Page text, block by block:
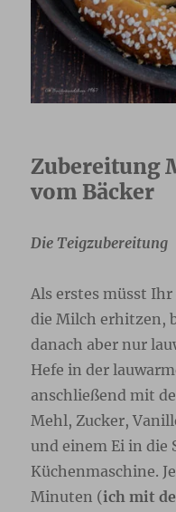
Zubereitung
vom Bäcker
Die Teigzubereitung
Als erstes müsst
die Milch erhitzen,
danach aber nur
Hefe in der
anschließend mit
Mehl, Zucker,
und einem Ei in die
Küchenmaschine.
Minuten (ich mit